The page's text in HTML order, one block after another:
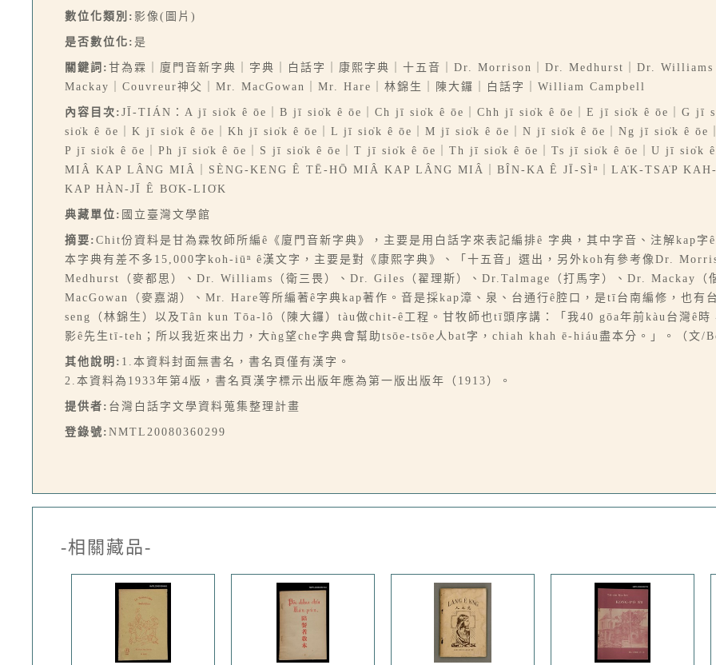
數位化類別: 影像(圖片)
是否數位化: 是
關鍵詞: 甘為霖｜廈門音新字典｜字典｜白話字｜康熙字典｜十五音｜Dr. Morrison｜Dr. Medhurst｜Dr.
Mackay｜Couvreur神父｜Mr. MacGowan｜Mr. Hare｜林錦生｜陳大鑼｜白話字｜William Campbell
內容目次: JĪ-TIÁN：A jī sio̍k ê ōe｜B jī sio̍k ê ōe｜Ch jī sio̍k ê ōe｜Chh jī sio̍k ê ōe｜E jī sio̍k ê ōe｜G jī
sio̍k ê ōe｜K jī sio̍k ê ōe｜Kh jī sio̍k ê ōe｜L jī sio̍k ê ōe｜M jī sio̍k ê ōe｜N jī sio̍k ê ōe｜Ng jī sio̍k ê ōe
P jī sio̍k ê ōe｜Ph jī sio̍k ê ōe｜S jī sio̍k ê ōe｜T jī sio̍k ê ōe｜Th jī sio̍k ê ōe｜Ts jī sio̍k ê ōe｜U jī sio̍k ê
MIÂ KAP LÂNG MIÂ｜SÈNG-KENG Ê TĒ-HŌ MIÂ KAP LÂNG MIÂ｜BÎN-KA Ê JĪ-SÌⁿ｜LA̍K-TSA̍P
KAP HÀN-JĪ Ê BO̍K-LIO̍K
典藏單位: 國立臺灣文學館
摘要: Chit份資料是甘為霖牧師所編ê《廈門音新字典》，主要是用白話字來表記編排ê 字典，其中字音、注解kap
本字典有差不多15,000字koh-iūⁿ ê漢文字，主要是對《康熙字典》、「十五音」選出，另外koh有參考像Dr.
Medhurst（麥都思）、Dr. Williams（衛三畏）、Dr. Giles（翟理斯）、Dr.Talmage（打馬字）、Dr. Mackay（
MacGowan（麥嘉湖）、Mr. Hare等所編著ê字典kap著作。音是採kap漳、泉、台通行ê腔口，是tī台南編修，也
seng（林錦生）以及Tân kun Tōa-lô（陳大鑼）tàu做chit-ê工程。甘牧師也tī頭序講：「我40 gōa年前kàu台灣ê
影ê先生tī-teh；所以我近來出力，大ǹg望che字典會幫助tsōe-tsōe人bat字，chiah khah ē-hiáu盡本分。」。（文
其他說明: 1.本資料封面無書名，書名頁僅有漢字。
2.本資料為1933年第4版，書名頁漢字標示出版年應為第一版出版年（1913）。
提供者: 台灣白話字文學資料蒐集整理計畫
登錄號: NMTL20080360299
-相關藏品-